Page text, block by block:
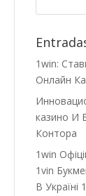
1win:
Онлайн
казино И
Контора
1win
1vin
В Україні